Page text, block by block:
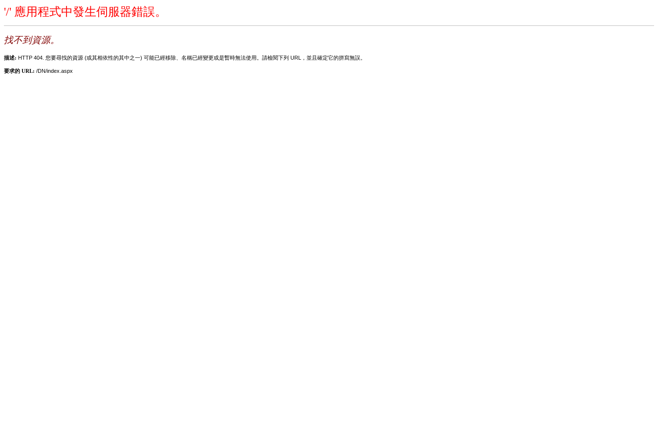
'/' 應用程式中發生伺服器錯誤。
找不到資源。
描述: HTTP 404. 您要尋找的資源 (或其相依性的其中之一) 可能已經移除、名稱已經變更或是暫時無法使用。請檢閱下列 URL，並且確定它的拼寫無誤。
要求的 URL: /DN/index.aspx